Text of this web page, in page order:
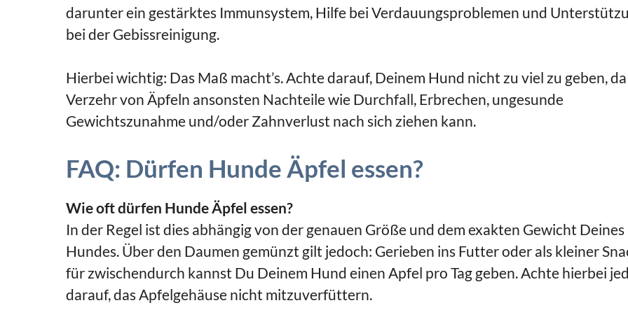
darunter ein gestärktes Immunsystem, Hilfe bei Verdauungsproblemen und
bei der Gebissreinigung.
Hierbei wichtig: Das Maß macht’s. Achte darauf, Deinem Hund nicht zu viel zu geben,
Verzehr von Äpfeln ansonsten Nachteile wie Durchfall, Erbrechen, ungesunde
Gewichtszunahme und/oder Zahnverlust nach sich ziehen kann.
FAQ: Dürfen Hunde Äpfel essen?
Wie oft dürfen Hunde Äpfel essen?
In der Regel ist dies abhängig von der genauen Größe und dem exakten Gewicht Deines
Hundes. Über den Daumen gemünzt gilt jedoch: Gerieben ins Futter oder als kleiner
für zwischendurch kannst Du Deinem Hund einen Apfel pro Tag geben. Achte hierbei
darauf, das Apfelgehäuse nicht mitzuverfüttern.